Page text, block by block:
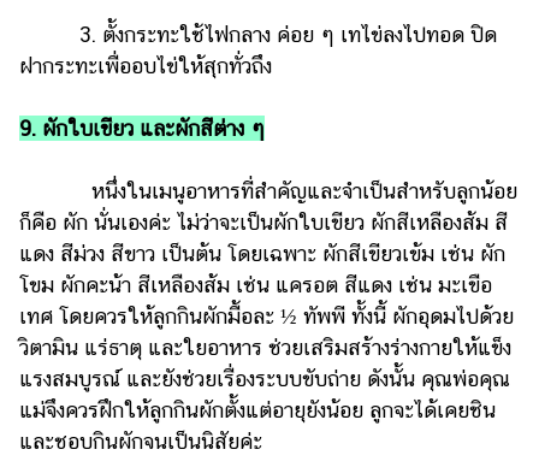
3. ตั้งกระทะใช้ไฟกลาง ค่อย ๆ เทไข่ลงไปทอด ปิด
ฝากระทะเพื่ออบไข่ให้สุกทั่วถึง
9. ผักใบเขียว และผักสีต่าง ๆ
หนึ่งในเมนูอาหารที่สำคัญและจำเป็นสำหรับลูกน้อย
ก็คือ ผัก นั่นเองค่ะ ไม่ว่าจะเป็นผักใบเขียว ผักสีเหลืองส้ม สี
แดง สีม่วง สีขาว เป็นต้น โดยเฉพาะ ผักสีเขียวเข้ม เช่น ผัก
โขม ผักคะน้า สีเหลืองส้ม เช่น แครอต สีแดง เช่น มะเขือ
เทศ โดยควรให้ลูกกินผักมื้อละ ½ ทัพพี ทั้งนี้ ผักอุดมไปด้วย
วิตามิน แร่ธาตุ และใยอาหาร ช่วยเสริมสร้างร่างกายให้แข็ง
แรงสมบูรณ์ และยังช่วยเรื่องระบบขับถ่าย ดังนั้น คุณพ่อคุณ
แม่จึงควรฝึกให้ลูกกินผักตั้งแต่อายุยังน้อย ลูกจะได้เคยชิน
และชอบกินผักจนเป็นนิสัยค่ะ